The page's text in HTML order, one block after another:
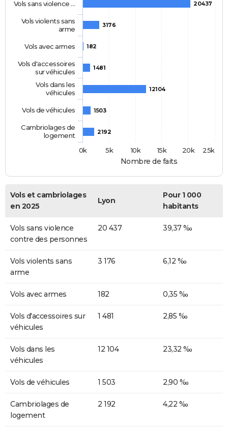
Nombre de faits
20437
3176
182
1481
12104
1503
2192
Vols sans violence …
Vols violents sans
arme
Vols avec armes
Vols d'accessoires
sur véhicules
Vols dans les
véhicules
Vols de véhicules
Cambriolages de
logement
0k
5k 10k 15k 20k 25k
Vols et cambriolages
en 2025
Lyon
Pour 1 000
habitants
Vols sans violence
contre des personnes
20 437 39,37 ‰
Vols violents sans
arme
3 176 6,12 ‰
Vols avec armes 182 0,35 ‰
Vols d'accessoires sur
véhicules
1 481 2,85 ‰
Vols dans les
véhicules
12 104 23,32 ‰
Vols de véhicules 1 503 2,90 ‰
Cambriolages de
logement
2 192 4,22 ‰